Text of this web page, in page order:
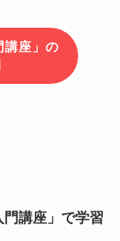
講座」の
講座」で学習